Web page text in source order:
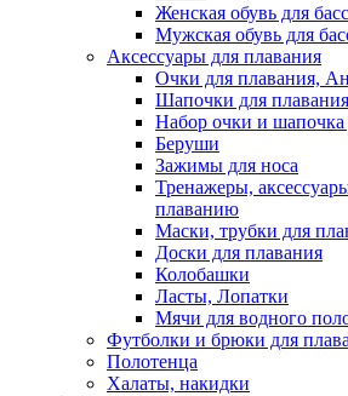
Женская обувь для
Мужская обувь для
Аксессуары для плавания
Очки для плавания,
Шапочки для плавания
Набор очки и шапочка
Беруши
Зажимы для носа
Тренажеры,
плаванию
Маски, трубки для
Доски для плавания
Колобашки
Ласты, Лопатки
Мячи для водного
Футболки и брюки для
Полотенца
Халаты, накидки